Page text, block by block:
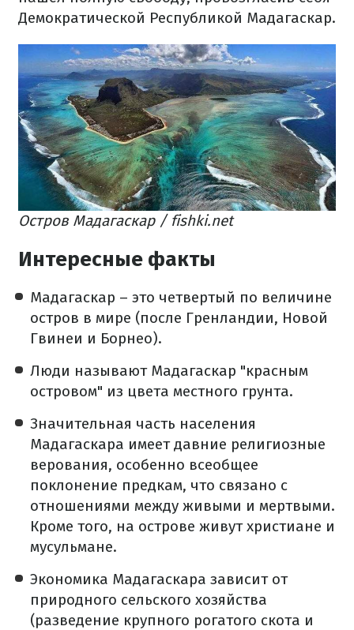
Демократической Республикой Мадагаскар.
Остров Мадагаскар / fishki.net
Интересные факты
Мадагаскар – это четвертый по величине
остров в мире (после Гренландии, Новой
Гвинеи и Борнео).
Люди называют Мадагаскар "красным
островом" из цвета местного грунта.
Значительная часть населения
Мадагаскара имеет давние религиозные
верования, особенно всеобщее
поклонение предкам, что связано с
отношениями между живыми и мертвыми.
Кроме того, на острове живут христиане и
мусульмане.
Экономика Мадагаскара зависит от
природного сельского хозяйства
(разведение крупного рогатого скота и